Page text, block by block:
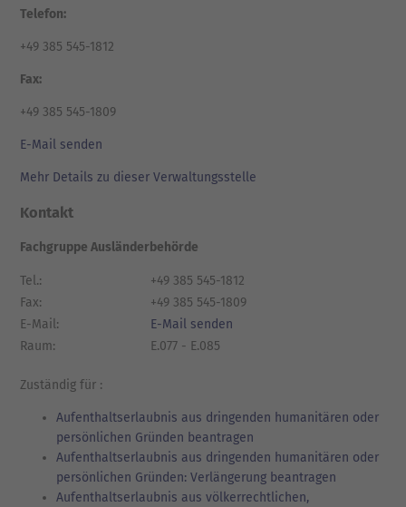
Telefon:
+49 385 545-1812
Fax:
+49 385 545-1809
E-Mail senden
Mehr Details zu dieser Verwaltungsstelle
Kontakt
Fachgruppe Ausländerbehörde
Tel.:
+49 385 545-1812
Fax:
+49 385 545-1809
E-Mail:
E-Mail senden
Raum:
E.077 - E.085
Zuständig für :
Aufenthaltserlaubnis aus dringenden humanitären oder
persönlichen Gründen beantragen
Aufenthaltserlaubnis aus dringenden humanitären oder
persönlichen Gründen: Verlängerung beantragen
Aufenthaltserlaubnis aus völkerrechtlichen,